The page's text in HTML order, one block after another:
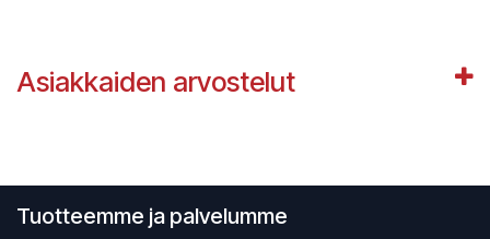
Asiakkaiden arvostelut
Tuotteemme ja palvelumme